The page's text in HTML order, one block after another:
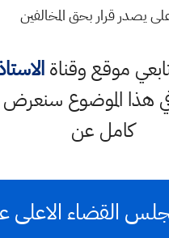
يصدر قرار بحق المخالفين
موقع وقناة
هذا الموضوع
كامل عن
القضاء الاعلى